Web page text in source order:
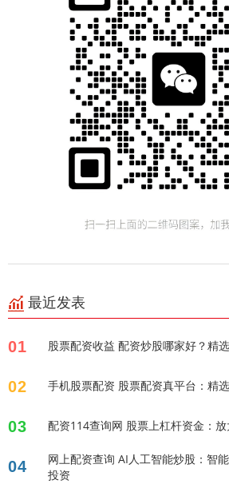
最近发表
01 股票配资收益 配资炒股哪家好？精
02 手机股票配资 股票配资真平台：精
03 配资114查询网 股票上杠杆资金：
04
网上配资查询 AI人工智能炒股：智
投资